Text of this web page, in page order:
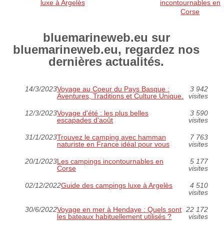
luxe à Argelès
incontournables en
Corse
bluemarineweb.eu sur
bluemarineweb.eu, regardez nos
dernières actualités.
14/3/2023Voyage au Coeur du Pays Basque :
Aventures, Traditions et Culture Unique.
3 942
visites
12/3/2023Voyage d'été : les plus belles
escapades d'août
3 590
visites
31/1/2023Trouvez le camping avec hamman
naturiste en France idéal pour vous
7 763
visites
20/1/2023Les campings incontournables en
Corse
5 177
visites
02/12/2022Guide des campings luxe à Argelès
4 510
visites
30/6/2022Voyage en mer à Hendaye : Quels sont
les bateaux habituellement utilisés ?
22 172
visites